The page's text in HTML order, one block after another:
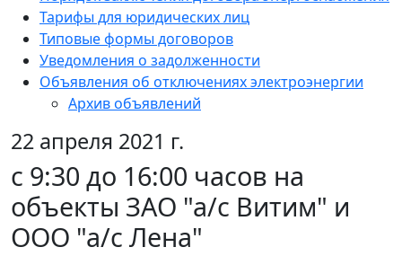
Тарифы для юридических лиц
Типовые формы договоров
Уведомления о задолженности
Объявления об отключениях электроэнергии
Архив объявлений
22 апреля 2021 г.
с 9:30 до 16:00 часов на
объекты ЗАО "а/с Витим" и
ООО "а/с Лена"